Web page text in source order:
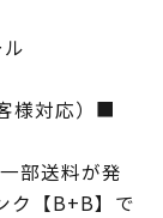
様対応）■
部送料が発
ク【B+B】で